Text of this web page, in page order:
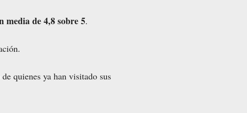
media de 4,8 sobre 5.
quienes ya han visitado sus